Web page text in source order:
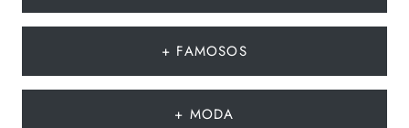
QUE
+ FAMOSOS
+ MODA